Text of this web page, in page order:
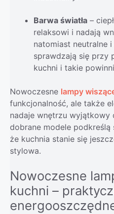
Barwa światła –
relaksowi i nadają
natomiast neutralne
sprawdzają się przy
kuchni i takie
Nowoczesne lampy
funkcjonalność, ale także
nadaje wnętrzu wyjątkowy
dobrane modele
że kuchnia stanie się
stylowa.
Nowoczesne
kuchni –